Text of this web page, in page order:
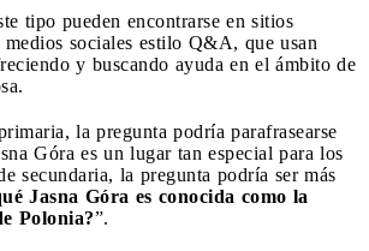
tipo pueden encontrarse en sitios
medios sociales estilo Q&A, que usan
y buscando ayuda en el ámbito de
la pregunta podría parafrasearse
Góra es un lugar tan especial para los
secundaria, la pregunta podría ser más
Jasna Góra es conocida como la
Polonia?”.